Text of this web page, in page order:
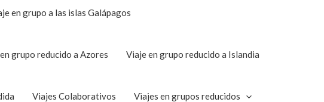
en grupo a las islas Galápagos
grupo reducido a Azores Viaje en grupo reducido a Islandia
Viajes Colaborativos Viajes en grupos reducidos